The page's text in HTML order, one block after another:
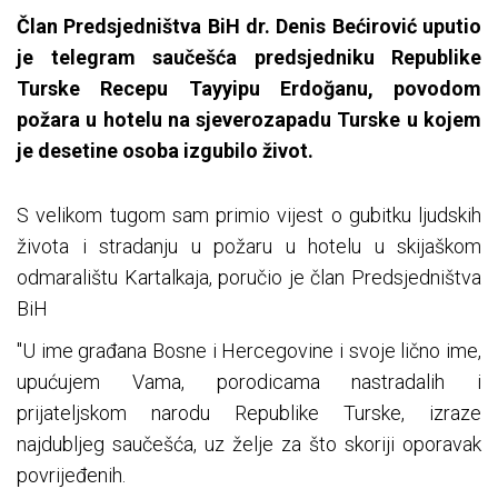
Član Predsjedništva BiH dr. Denis Bećirović uputio
je telegram saučešća predsjedniku Republike
Turske Recepu Tayyipu Erdoğanu, povodom
požara u hotelu na sjeverozapadu Turske u kojem
je desetine osoba izgubilo život.
S velikom tugom sam primio vijest o gubitku ljudskih
života i stradanju u požaru u hotelu u skijaškom
odmaralištu Kartalkaja, poručio je član Predsjedništva
BiH
"U ime građana Bosne i Hercegovine i svoje lično ime,
upućujem Vama, porodicama nastradalih i
prijateljskom narodu Republike Turske, izraze
najdubljeg saučešća, uz želje za što skoriji oporavak
povrijeđenih.